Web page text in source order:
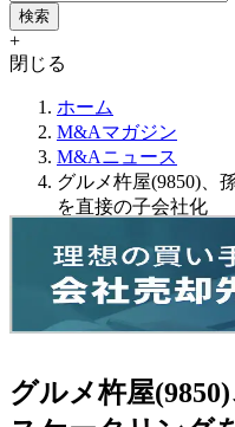
+
閉じる
ホーム
M&Aマガジン
M&Aニュース
グルメ杵屋(9850)、
を直接の子会社化
グルメ杵屋